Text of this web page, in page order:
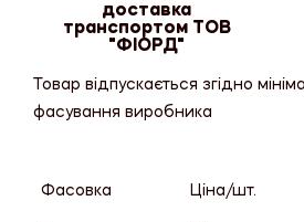
доставка
транспортом ТОВ
"ФІОРД"
Товар відпускається згідно
фасування виробника
Фасовка Ціна/шт.